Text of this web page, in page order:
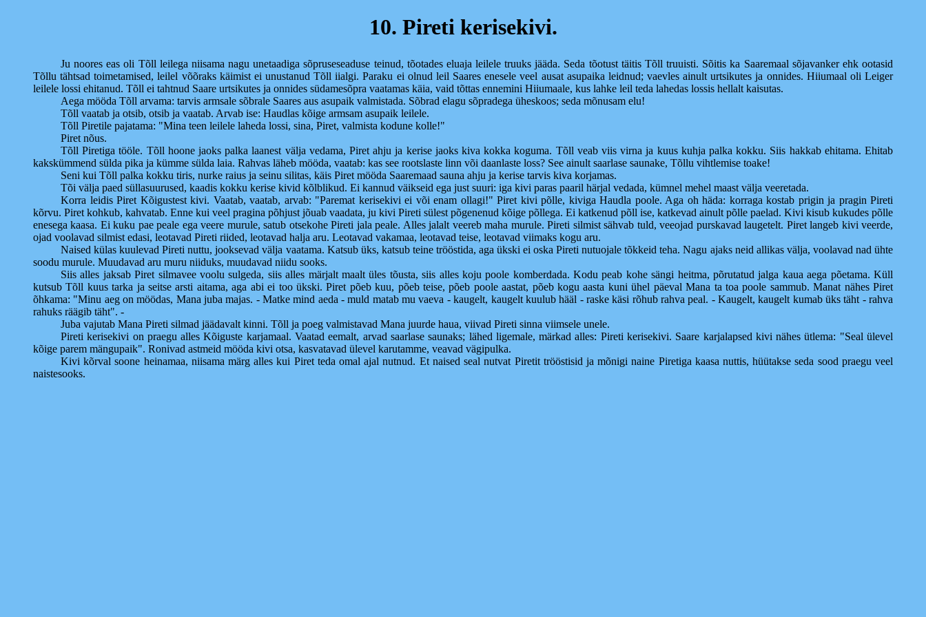
10. Pireti kerisekivi.
Ju noores eas oli Tõll leilega niisama nagu unetaadiga sõpruseseaduse teinud, tõotades eluaja leilele truuks jääda. Seda tõotust täitis Tõll truuisti. Sõitis ka Saaremaal sõjavanker ehk ootasid
Tõllu tähtsad toimetamised, leilel võõraks käimist ei unustanud Tõll iialgi. Paraku ei olnud leil Saares enesele veel ausat asupaika leidnud; vaevles ainult urtsikutes ja onnides. Hiiumaal oli Leiger
leilele lossi ehitanud. Tõll ei tahtnud Saare urtsikutes ja onnides südamesõpra vaatamas käia, vaid tõttas ennemini Hiiumaale, kus lahke leil teda lahedas lossis hellalt kaisutas.
Aega mööda Tõll arvama: tarvis armsale sõbrale Saares aus asupaik valmistada. Sõbrad elagu sõpradega üheskoos; seda mõnusam elu!
Tõll vaatab ja otsib, otsib ja vaatab. Arvab ise: Haudlas kõige armsam asupaik leilele.
Tõll Piretile pajatama: "Mina teen leilele laheda lossi, sina, Piret, valmista kodune kolle!"
Piret nõus.
Tõll Piretiga tööle. Tõll hoone jaoks palka laanest välja vedama, Piret ahju ja kerise jaoks kiva kokka koguma. Tõll veab viis virna ja kuus kuhja palka kokku. Siis hakkab ehitama. Ehitab
kakskümmend sülda pika ja kümme sülda laia. Rahvas läheb mööda, vaatab: kas see rootslaste linn või daanlaste loss? See ainult saarlase saunake, Tõllu vihtlemise toake!
Seni kui Tõll palka kokku tiris, nurke raius ja seinu silitas, käis Piret mööda Saaremaad sauna ahju ja kerise tarvis kiva korjamas.
Tõi välja paed süllasuurused, kaadis kokku kerise kivid kõlblikud. Ei kannud väikseid ega just suuri: iga kivi paras paaril härjal vedada, kümnel mehel maast välja veeretada.
Korra leidis Piret Kõigustest kivi. Vaatab, vaatab, arvab: "Paremat kerisekivi ei või enam ollagi!" Piret kivi põlle, kiviga Haudla poole. Aga oh häda: korraga kostab prigin ja pragin Pireti
kõrvu. Piret kohkub, kahvatab. Enne kui veel pragina põhjust jõuab vaadata, ju kivi Pireti sülest põgenenud kõige põllega. Ei katkenud põll ise, katkevad ainult põlle paelad. Kivi kisub kukudes põlle
enesega kaasa. Ei kuku pae peale ega veere murule, satub otsekohe Pireti jala peale. Alles jalalt veereb maha murule. Pireti silmist sähvab tuld, veeojad purskavad laugetelt. Piret langeb kivi veerde,
ojad voolavad silmist edasi, leotavad Pireti riided, leotavad halja aru. Leotavad vakamaa, leotavad teise, leotavad viimaks kogu aru.
Naised külas kuulevad Pireti nuttu, jooksevad välja vaatama. Katsub üks, katsub teine trööstida, aga ükski ei oska Pireti nutuojale tõkkeid teha. Nagu ajaks neid allikas välja, voolavad nad ühte
soodu murule. Muudavad aru muru niiduks, muudavad niidu sooks.
Siis alles jaksab Piret silmavee voolu sulgeda, siis alles märjalt maalt üles tõusta, siis alles koju poole komberdada. Kodu peab kohe sängi heitma, põrutatud jalga kaua aega põetama. Küll
kutsub Tõll kuus tarka ja seitse arsti aitama, aga abi ei too ükski. Piret põeb kuu, põeb teise, põeb poole aastat, põeb kogu aasta kuni ühel päeval Mana ta toa poole sammub. Manat nähes Piret
õhkama: "Minu aeg on möödas, Mana juba majas. - Matke mind aeda - muld matab mu vaeva - kaugelt, kaugelt kuulub hääl - raske käsi rõhub rahva peal. - Kaugelt, kaugelt kumab üks täht - rahva
rahuks räägib täht". -
Juba vajutab Mana Pireti silmad jäädavalt kinni. Tõll ja poeg valmistavad Mana juurde haua, viivad Pireti sinna viimsele unele.
Pireti kerisekivi on praegu alles Kõiguste karjamaal. Vaatad eemalt, arvad saarlase saunaks; lähed ligemale, märkad alles: Pireti kerisekivi. Saare karjalapsed kivi nähes ütlema: "Seal ülevel
kõige parem mängupaik". Ronivad astmeid mööda kivi otsa, kasvatavad ülevel karutamme, veavad vägipulka.
Kivi kõrval soone heinamaa, niisama märg alles kui Piret teda omal ajal nutnud. Et naised seal nutvat Piretit trööstisid ja mõnigi naine Piretiga kaasa nuttis, hüütakse seda sood praegu veel
naistesooks.